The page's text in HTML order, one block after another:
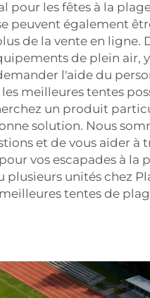
pour les fêtes à la
peuvent également
de la vente en ligne.
de plein air,
l'aide du
meilleures tentes
un produit
solution. Nous
et de vous aider à
vos escapades à la
plusieurs unités chez
tentes de